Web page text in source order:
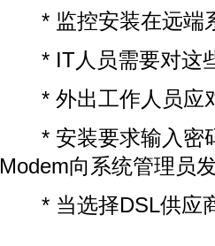
* 监控安装在远端系
* IT人员需要对这些
* 外出工作人员应
* 安装要求输入密码
Modem向系统管理员
* 当选择DSL供应商